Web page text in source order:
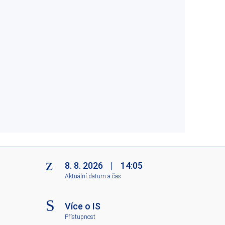
8. 8. 2026 | 14:05
Aktuální datum a čas
Více o IS
Přístupnost